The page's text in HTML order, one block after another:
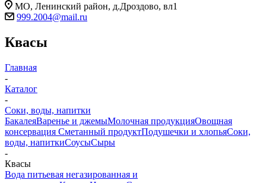
МО, Ленинский район, д.Дроздово, вл1
999.2004@mail.ru
Квасы
Главная
-
Каталог
-
Соки, воды, напитки
БакалеяВаренье и джемыМолочная продукцияОвощная
консервация Сметанный продуктПодушечки и хлопьяСоки,
воды, напиткиСоусыСыры
-
Квасы
Вода питьевая негазированная и